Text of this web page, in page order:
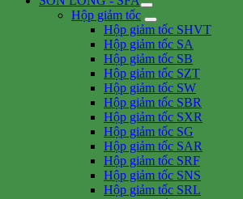
Hộp giảm tốc
Hộp giảm tốc SHVT
Hộp giảm tốc SA
Hộp giảm tốc SB
Hộp giảm tốc SZT
Hộp giảm tốc SW
Hộp giảm tốc SBR
Hộp giảm tốc SXR
Hộp giảm tốc SG
Hộp giảm tốc SAR
Hộp giảm tốc SRF
Hộp giảm tốc SNS
Hộp giảm tốc SRL